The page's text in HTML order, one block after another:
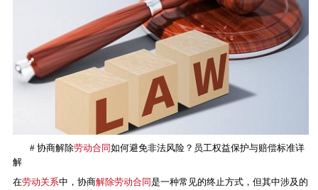
# 协商解除劳动合同如何避免非法风险？员工权益保护与赔偿标准详
解
在劳动关系中，协商解除劳动合同是一种常见的终止方式，但其中涉及的